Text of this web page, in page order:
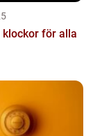
klockor för alla